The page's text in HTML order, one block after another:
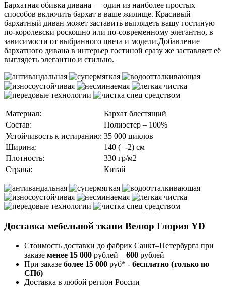
Бархатная обивка дивана — один из наиболее простых
способов включить бархат в ваше жилище. Красивый
бархатный диван может заставить выглядеть вашу гостиную
по-королевски роскошно или по-современному элегантно, в
зависимости от выбранного цвета и модели.Добавление
бархатного дивана в интерьер гостиной сразу же заставляет её
выглядеть элегантно и стильно.
Материал:
Бархат блестящий
Состав:
Полиэстер – 100%
Устойчивость к истиранию: 35 000 циклов
Ширина:
140 (+-2) см
Плотность:
330 гр/м2
Страна:
Китай
Доставка мебельной ткани Велюр Глория YD
Стоимость доставки до фабрик Санкт–Петербурга при
заказе менее 15 000 рублей – 600 рублей
При заказе более 15 000 руб* - бесплатно (только по
СПб)
Доставка в любой регион России